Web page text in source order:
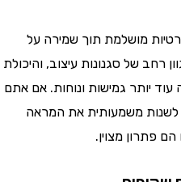
מושלמת תוך שמירה על
של סגנונות עיצוב, והיכולת
גמישות ונוחות. אם אתם
משמעותית את המראה
מצוין.